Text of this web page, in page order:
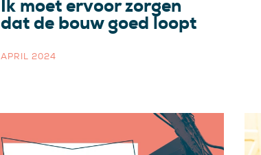
Ik moet ervoor zorgen
dat de bouw goed loopt
APRIL 2024